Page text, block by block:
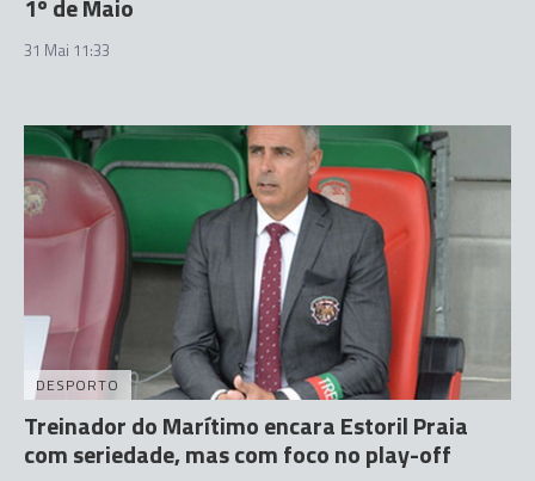
1º de Maio
31 Mai 11:33
DESPORTO
Treinador do Marítimo encara Estoril Praia
com seriedade, mas com foco no play-off